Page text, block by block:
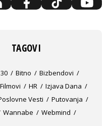
TAGOVI
Bitno
Bizbendovi
Filmovi HR
Izjava Dana
Vesti
Putovanja
Wannabe Webmind